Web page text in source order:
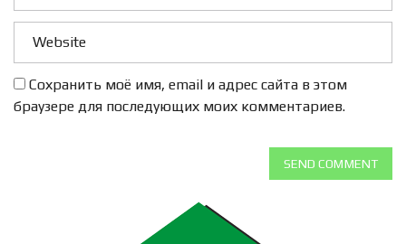
Сохранить моё имя, email и адрес сайта в этом
браузере для последующих моих комментариев.
SEND COMMENT